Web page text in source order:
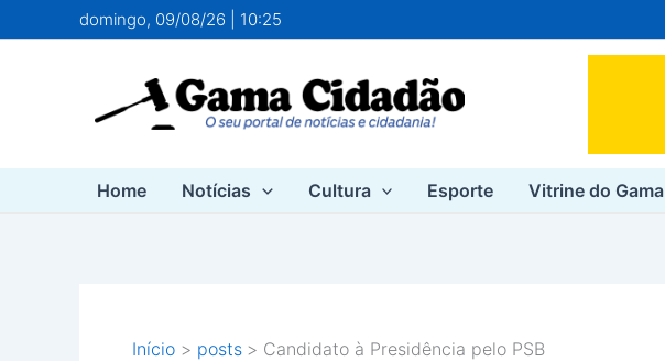
para
domingo, 09/08/26 | 10:25
Home Notícias Cultura Esporte Vitrine do Gama
Início posts Candidato à Presidência pelo PSB